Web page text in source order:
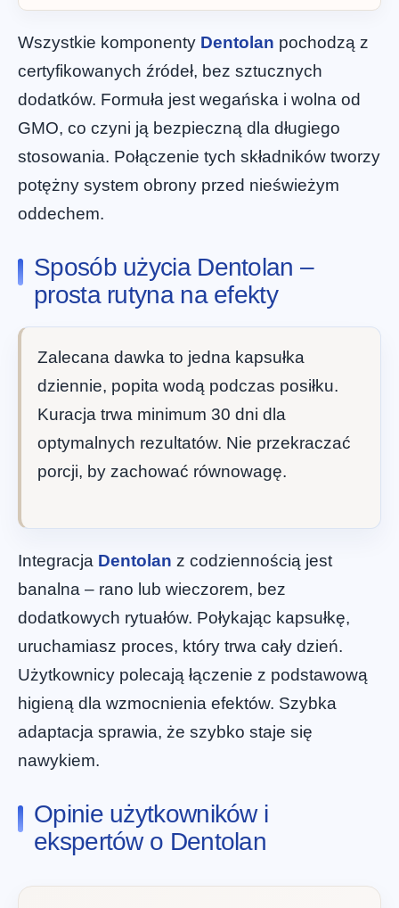
Wszystkie komponenty Dentolan pochodzą z
certyfikowanych źródeł, bez sztucznych
dodatków. Formuła jest wegańska i wolna od
GMO, co czyni ją bezpieczną dla długiego
stosowania. Połączenie tych składników tworzy
potężny system obrony przed nieświeżym
oddechem.
Sposób użycia Dentolan –
prosta rutyna na efekty
Zalecana dawka to jedna kapsułka
dziennie, popita wodą podczas posiłku.
Kuracja trwa minimum 30 dni dla
optymalnych rezultatów. Nie przekraczać
porcji, by zachować równowagę.
Integracja Dentolan z codziennością jest
banalna – rano lub wieczorem, bez
dodatkowych rytuałów. Połykając kapsułkę,
uruchamiasz proces, który trwa cały dzień.
Użytkownicy polecają łączenie z podstawową
higieną dla wzmocnienia efektów. Szybka
adaptacja sprawia, że szybko staje się
nawykiem.
Opinie użytkowników i
ekspertów o Dentolan